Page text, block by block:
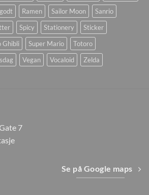
Ramen Sailor Moon
Sanrio
Spicy Stationery
Sticker
Ghibli Super Mario
Totoro
Vegan Vocaloid Zelda
7
Se på Google maps